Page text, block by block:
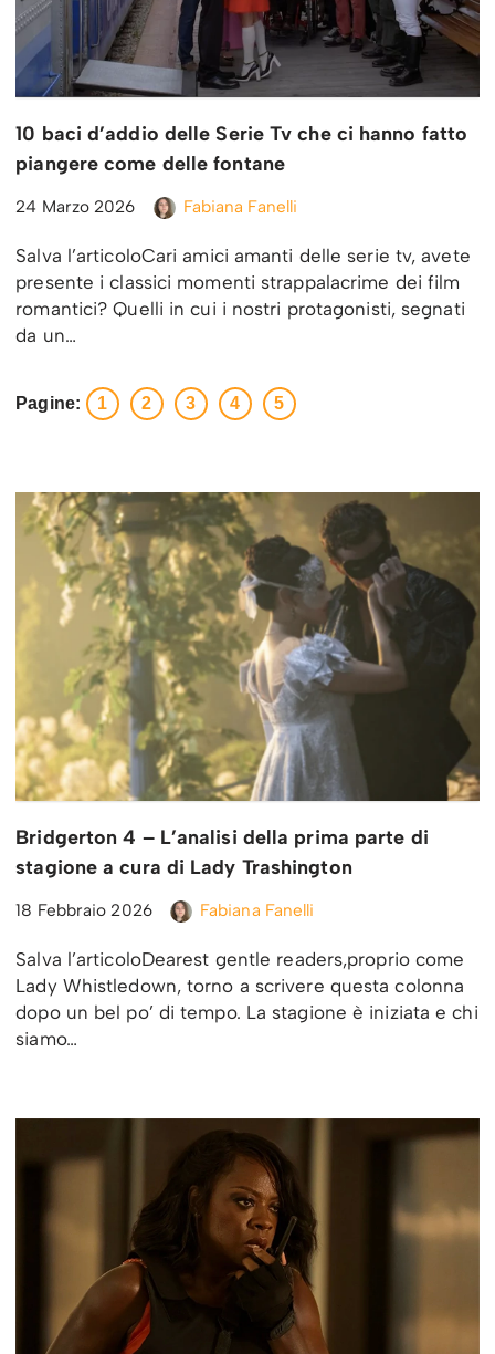
10 baci d’addio delle Serie Tv che ci hanno fatto
piangere come delle fontane
24 Marzo 2026 Fabiana Fanelli
Salva l’articoloCari amici amanti delle serie tv, avete
presente i classici momenti strappalacrime dei film
romantici? Quelli in cui i nostri protagonisti, segnati
da un…
Pagine: 1 2 3 4 5
Bridgerton 4 – L’analisi della prima parte di
stagione a cura di Lady Trashington
18 Febbraio 2026 Fabiana Fanelli
Salva l’articoloDearest gentle readers,proprio come
Lady Whistledown, torno a scrivere questa colonna
dopo un bel po’ di tempo. La stagione è iniziata e chi
siamo…